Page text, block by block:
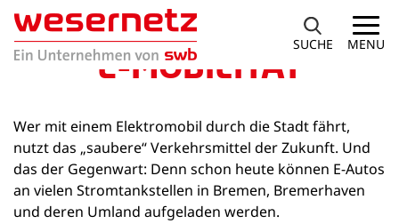
E-MOBILITÄT
Wer mit einem Elektromobil durch die Stadt fährt,
nutzt das „saubere“ Verkehrsmittel der Zukunft. Und
das der Gegenwart: Denn schon heute können E-Autos
an vielen Stromtankstellen in Bremen, Bremerhaven
und deren Umland aufgeladen werden.
SUCHE MENU